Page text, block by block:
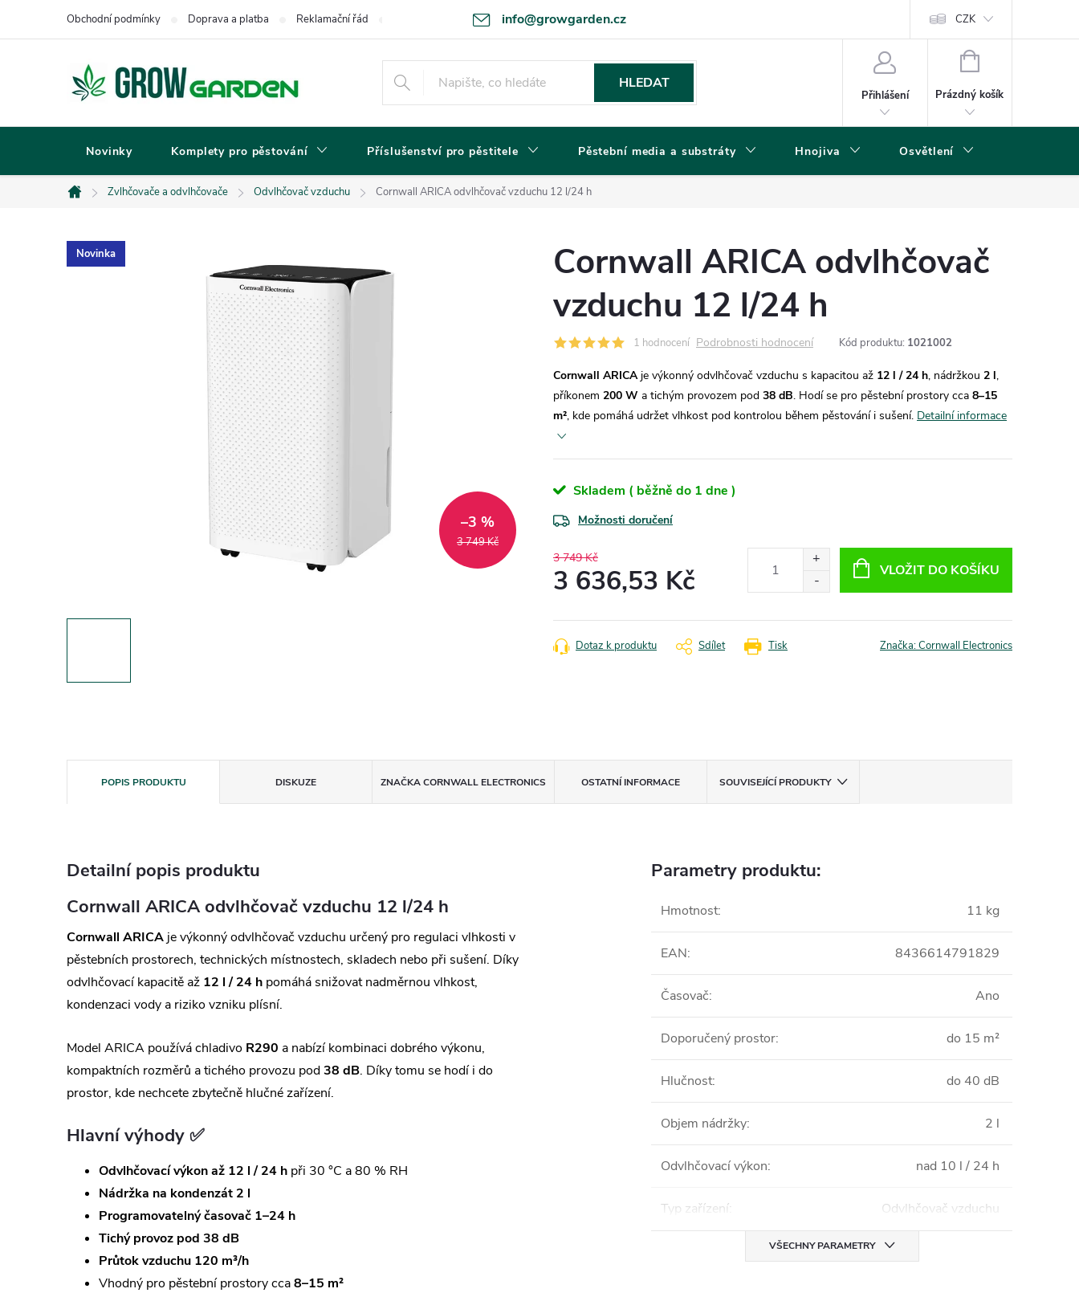
info@growgarden.cz
Obchodní podmínky Doprava a platba Reklamační řád Odstoupení od smlouvy Zásady ochrany osobních údajů a cookies CZK
HLEDAT
Přihlášení
NÁKUPNÍ
Prázdný košík
Novinky Komplety pro pěstování Příslušenství pro pěstitele Pěstební media a substráty Hnojiva Osvětlení
Domů
Zvlhčovače a odvlhčovače Odvlhčovač vzduchu Cornwall ARICA odvlhčovač vzduchu 12 l/24 h
Novinka
3 749 Kč
–3 %
Cornwall ARICA odvlhčovač
vzduchu 12 l/24 h
1 hodnocení Podrobnosti hodnocení Kód produktu: 1021002
Cornwall ARICAje výkonný odvlhčovač vzduchu s kapacitou až 12 l / 24 h, nádržkou 2 l,
příkonem 200 W a tichým provozem pod 38 dB. Hodí se pro pěstební prostory cca 8–15
m², kde pomáhá udržet vlhkost pod kontrolou během pěstování i sušení. Detailní informace
Skladem ( běžně do 1 dne )
Možnosti doručení
3 749 Kč
3 636,53 Kč
cena:
VLOŽIT DO KOŠÍKU
Tisk
Dotaz k produktu Sdílet Značka:Cornwall Electronics
POPIS PRODUKTU DISKUZE ZNAČKACORNWALL ELECTRONICS OSTATNÍ INFORMACE SOUVISEJÍCÍ PRODUKTY
Detailní popis produktu
Cornwall ARICA odvlhčovač vzduchu 12 l/24 h
Cornwall ARICA je výkonný odvlhčovač vzduchu určený pro regulaci vlhkosti v
pěstebních prostorech, technických místnostech, skladech nebo při sušení. Díky
odvlhčovací kapacitě až 12 l / 24 h pomáhá snižovat nadměrnou vlhkost,
kondenzaci vody a riziko vzniku plísní.
Model ARICA používá chladivo R290 a nabízí kombinaci dobrého výkonu,
kompaktních rozměrů a tichého provozu pod38 dB. Díky tomu se hodí i do
prostor, kde nechcete zbytečně hlučné zařízení.
Hlavní výhody ✅
Odvlhčovací výkon až 12 l / 24 h při 30 °C a 80 % RH
Nádržka na kondenzát 2 l
Programovatelný časovač 1–24 h
Tichý provoz pod 38 dB
Průtok vzduchu 120 m³/h
Vhodný pro pěstební prostory cca8–15 m²
Parametry produktu:
Hmotnost: 11 kg
EAN: 8436614791829
Časovač: Ano
Doporučený prostor: do 15 m²
Hlučnost: do 40 dB
Objem nádržky: 2 l
Odvlhčovací výkon: nad 10 l / 24 h
Typ zařízení: Odvlhčovač vzduchu
VŠECHNY PARAMETRY